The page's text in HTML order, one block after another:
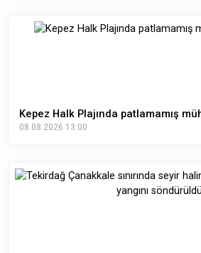
Kepez Halk Plajında patlamamış
08.08.2026 13:00